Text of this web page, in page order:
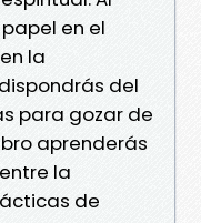
en el
la
del
para gozar de
aprenderás
la
de